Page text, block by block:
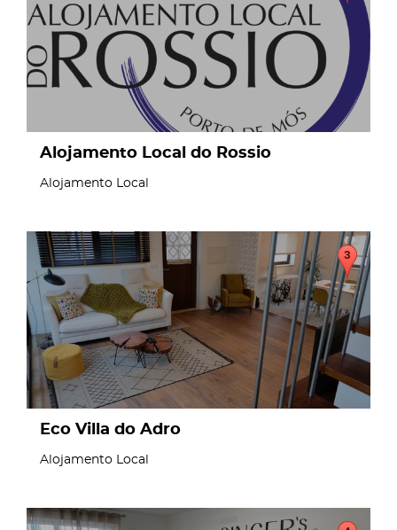
Alojamento Local do Rossio
Alojamento Local
page
Eco Villa do Adro
Alojamento Local
page